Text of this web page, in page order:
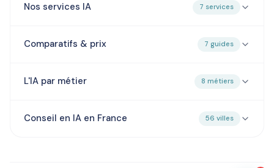
Nos services IA 7 services
Comparatifs & prix 7 guides
L'IA par métier 8 métiers
Conseil en IA en France 56 villes